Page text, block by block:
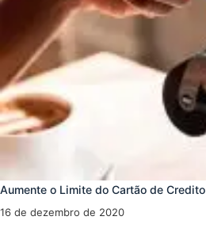
Aumente o Limite do Cartão de Credito
16 de dezembro de 2020